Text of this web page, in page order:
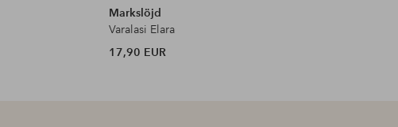
Markslöjd
Varalasi Elara
17,90 EUR